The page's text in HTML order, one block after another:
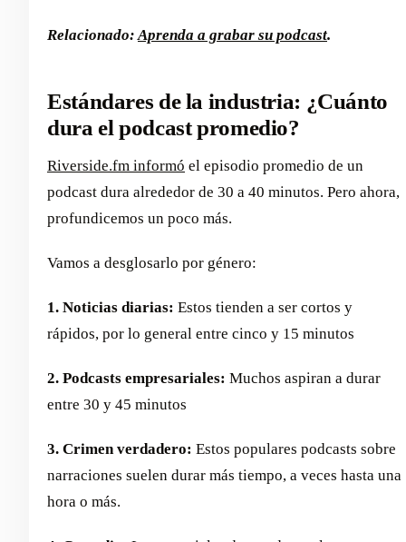
Relacionado: Aprenda a grabar su podcast.
Estándares de la industria: ¿Cuánto
dura el podcast promedio?
Riverside.fm informó el episodio promedio de un
podcast dura alrededor de 30 a 40 minutos. Pero ahora,
profundicemos un poco más.
Vamos a desglosarlo por género:
1. Noticias diarias: Estos tienden a ser cortos y
rápidos, por lo general entre cinco y 15 minutos
2. Podcasts empresariales: Muchos aspiran a durar
entre 30 y 45 minutos
3. Crimen verdadero: Estos populares podcasts sobre
narraciones suelen durar más tiempo, a veces hasta una
hora o más.